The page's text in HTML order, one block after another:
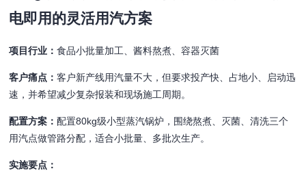
电即用的灵活用汽方案
项目行业：食品小批量加工、酱料熬煮、容器灭菌
客户痛点：客户新产线用汽量不大，但要求投产快、占地小、启动迅
速，并希望减少复杂报装和现场施工周期。
配置方案：配置80kg级小型蒸汽锅炉，围绕熬煮、灭菌、清洗三个
用汽点做管路分配，适合小批量、多批次生产。
实施要点：